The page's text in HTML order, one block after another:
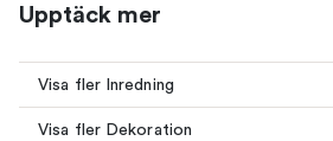
Upptäck mer
Visa fler Inredning
Visa fler Dekoration